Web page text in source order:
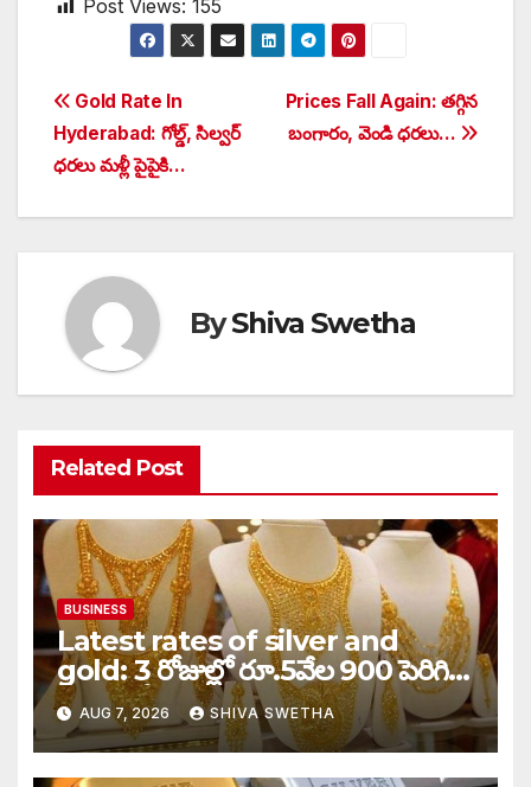
Post Views: 155
Post
navigation
Prices Fall Again: తగ్గిన
బంగారం, వెండి ధరలు…
Gold Rate In
Hyderabad: గోల్డ్, సిల్వర్
ధరలు మళ్లీ పైపైకి…
ByShiva Swetha
Related Post
BUSINESS
Latest rates of silver and
gold: 3 రోజుల్లో రూ.5వేల 900 పెరిగిన
తులం గోల్డ్…
AUG 7, 2026 SHIVA SWETHA